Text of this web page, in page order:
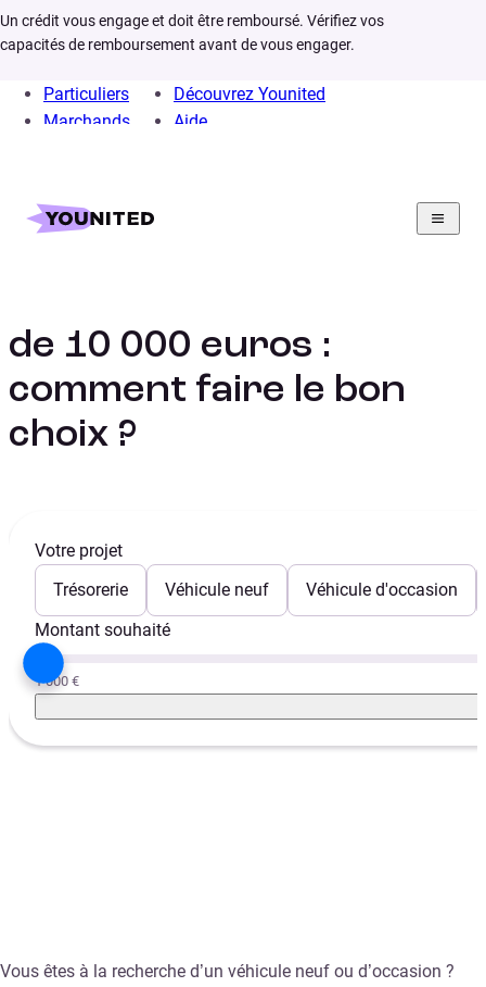
Un crédit vous engage et doit être remboursé. Vérifiez vos
capacités de remboursement avant de vous engager.
Particuliers
Marchands
Découvrez Younited
Aide
Home
Projet
Voiture 10000 euros
de 10 000 euros :
comment faire le bon
choix ?
Votre projet
Trésorerie
Véhicule neuf
Véhicule d'occasion
Montant souhaité
1 000 €
Vous êtes à la recherche d’un véhicule neuf ou d’occasion ?